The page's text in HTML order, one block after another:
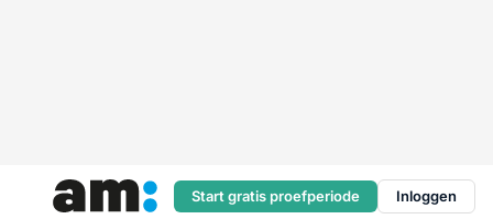
Start gratis proefperiode Inloggen